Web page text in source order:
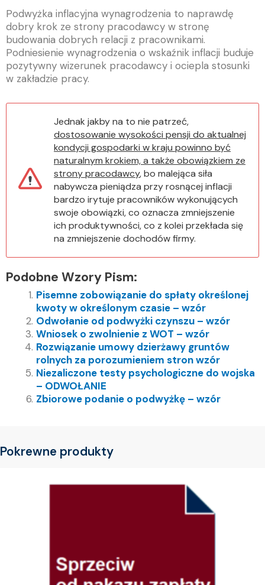
Podwyżka inflacyjna wynagrodzenia to naprawdę
dobry krok ze strony pracodawcy w stronę
budowania dobrych relacji z pracownikami.
Podniesienie wynagrodzenia o wskaźnik inflacji buduje
pozytywny wizerunek pracodawcy i ociepla stosunki
w zakładzie pracy.
Jednak jakby na to nie patrzeć,
dostosowanie wysokości pensji do aktualnej
kondycji gospodarki w kraju powinno być
naturalnym krokiem, a także obowiązkiem ze
strony pracodawcy, bo malejąca siła
nabywcza pieniądza przy rosnącej inflacji
bardzo irytuje pracowników wykonujących
swoje obowiązki, co oznacza zmniejszenie
ich produktywności, co z kolei przekłada się
na zmniejszenie dochodów firmy.
Podobne Wzory Pism:
Pisemne zobowiązanie do spłaty określonej
kwoty w określonym czasie – wzór
Odwołanie od podwyżki czynszu – wzór
Wniosek o zwolnienie z WOT – wzór
Rozwiązanie umowy dzierżawy gruntów
rolnych za porozumieniem stron wzór
Niezaliczone testy psychologiczne do wojska
– ODWOŁANIE
Zbiorowe podanie o podwyżkę – wzór
Pokrewne produkty